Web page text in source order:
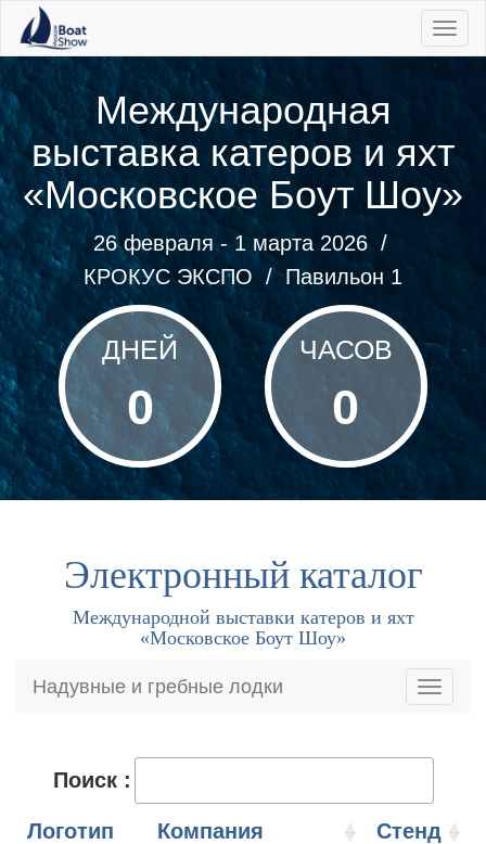
|||
Международная
выставка катеров и яхт
«Московское Боут Шоу»
26 февраля - 1 марта 2026 /
КРОКУС ЭКСПО /Павильон 1
ДНЕЙ
0
ЧАСОВ
0
Электронный каталог
Международной выставки катеров и яхт
«Московское Боут Шоу»
Надувные и гребные лодки
Поиск :
Логотип Компания Стенд